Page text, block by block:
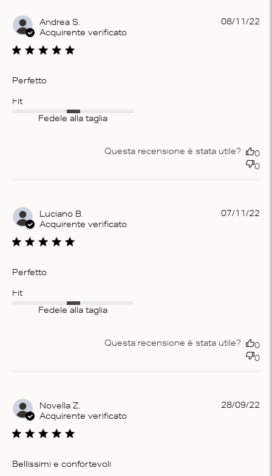
Andrea S.
Acquirente verificato
Perfetto
Fit
Fedele alla taglia
08/11/22
Questa recensione è stata utile?
0
0
Luciano B.
Acquirente verificato
Perfetto
Fit
Fedele alla taglia
07/11/22
Questa recensione è stata utile?
0
0
Novella Z.
Acquirente verificato
Bellissimi e confortevoli
28/09/22